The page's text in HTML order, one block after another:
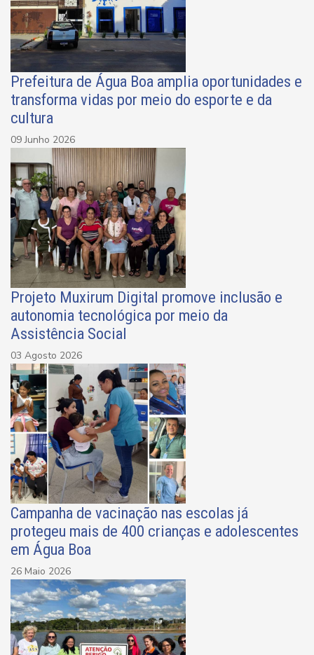
Prefeitura de Água Boa amplia oportunidades e
transforma vidas por meio do esporte e da
cultura
09 Junho 2026
Projeto Muxirum Digital promove inclusão e
autonomia tecnológica por meio da
Assistência Social
03 Agosto 2026
Campanha de vacinação nas escolas já
protegeu mais de 400 crianças e adolescentes
em Água Boa
26 Maio 2026